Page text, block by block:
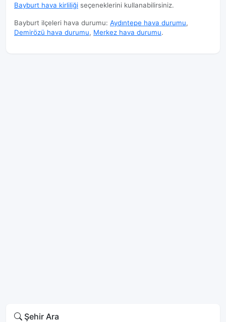
Bayburt hava kirliliği seçeneklerini kullanabilirsiniz.
Bayburt ilçeleri hava durumu: Aydıntepe hava durumu,
Demirözü hava durumu, Merkez hava durumu.
Şehir Ara